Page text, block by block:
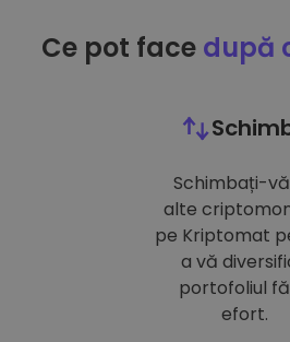
Ce pot face după
Schimbați-
alte
pe Kriptomat
a vă
portofoliul
efort.